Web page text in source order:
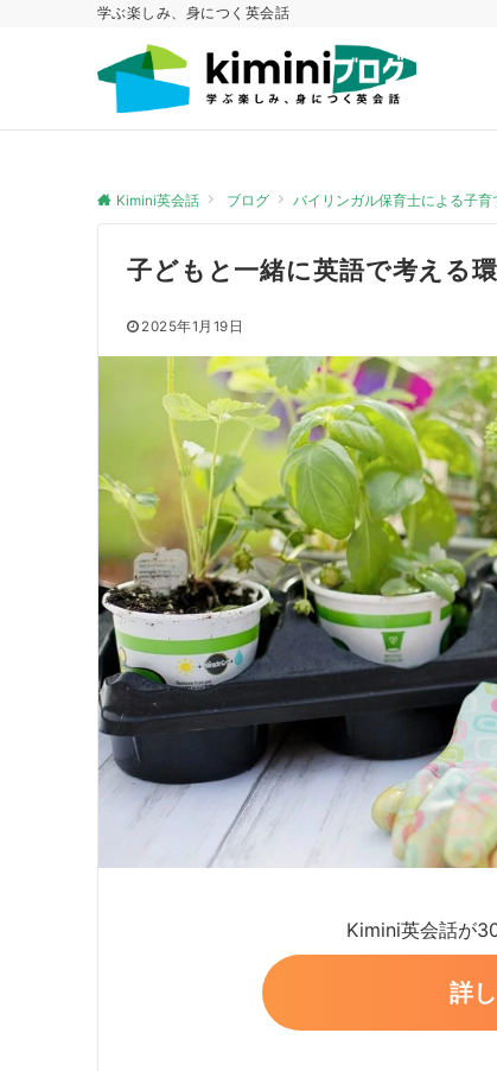
学ぶ楽しみ、身につく英会話
Kimini英会話 ブログ バイリンガル保育士による子育
子どもと一緒に英語で考える
2025年1月19日
Kimini英会話が
詳